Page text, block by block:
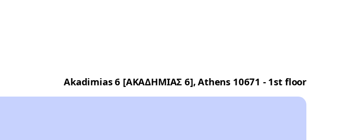
Akadimias 6 [ΑΚΑΔΗΜΙΑΣ 6], Athens 10671 - 1st floor